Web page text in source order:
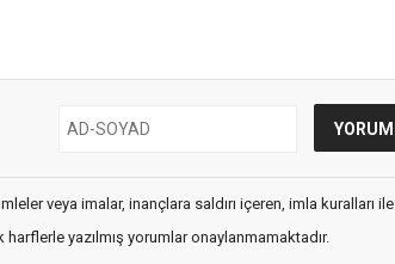
veya imalar, inançlara saldırı içeren, imla kuralları ile
yazılmış yorumlar onaylanmamaktadır.